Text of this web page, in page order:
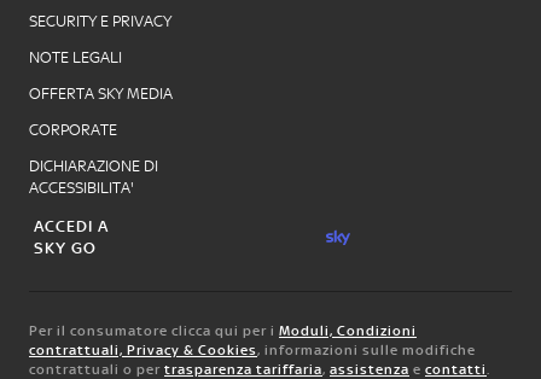
SECURITY E PRIVACY
NOTE LEGALI
OFFERTA SKY MEDIA
CORPORATE
DICHIARAZIONE DI
ACCESSIBILITA'
ACCEDI A
SKY GO
Per il consumatore clicca qui per i Moduli, Condizioni
contrattuali, Privacy & Cookies, informazioni sulle modifiche
contrattuali o per trasparenza tariffaria, assistenza e contatti.